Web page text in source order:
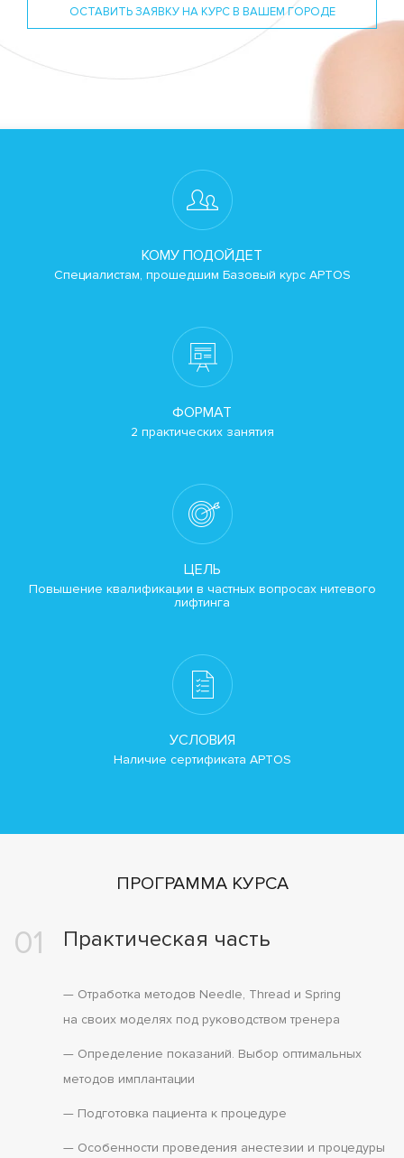
ОСТАВИТЬ ЗАЯВКУ НА КУРС В ВАШЕМ ГОРОДЕ
КОМУ ПОДОЙДЕТ
Специалистам, прошедшим Базовый курс APTOS
ФОРМАТ
2 практических занятия
ЦЕЛЬ
Повышение квалификации в частных вопросах нитевого
лифтинга
УСЛОВИЯ
Наличие сертификата APTOS
ПРОГРАММА КУРСА
Практическая часть
— Отработка методов Needle, Thread и Spring
на своих моделях под руководством тренера
— Определение показаний. Выбор оптимальных
методов имплантации
— Подготовка пациента к процедуре
— Особенности проведения анестезии и процедуры